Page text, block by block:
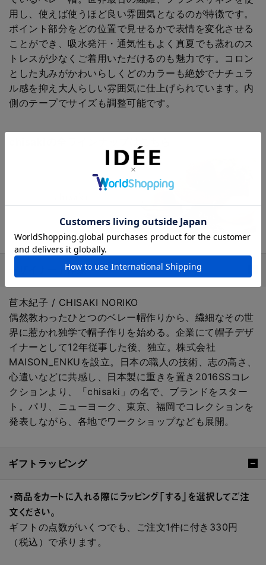
用し、使えば使うほど良い雰囲気となるのが特徴です。
ポイント部分をどの位置で見せるかで表情を変化させる
ことができ、吸水発汗・通気性もよく真夏でも蒸れのス
トレスが少なくご着用いただけるのも魅力です。コロン
とした丸みがかわいらしくどのカラーも絶妙でナチュラ
ル感を抑え大人らしい雰囲気に仕上げられています。内
側のテープでサイズも調整可能です。
デザイナー / 作家
苣木紀子 / CHISAKI NORIKO
偶然教わったひとつのベレー帽作りから、繊細なその世
界に惹かれ独学で帽子作りを始める。企業にて帽子デザ
イナーとして12年従事した後、独立。株式会社
MAISON_ENKUを設立。日本の職人の技術、志の高さ、
心遣いなどに共感し、日本製に重きを置き2016SSコレ
クションより、「chisaki」の名で、ブランドをスター
ト。パリ、ニューヨーク、東京、福岡でコレクションを
発表しながら、各地でワークショップなども展開。
ギフトラッピング
・商品をカートに入れる際にラッピング「する」を選択してご注
文ください。
ギフトの点数がいくつでも、ご注文1件に付き330円
（税込）で承ります。